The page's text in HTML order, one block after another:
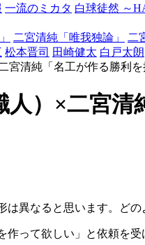
一流のミカタ 白球徒然 ～
二宮清純「唯我独論」 二
松本晋司 田崎健太 白戸太朗
清純「名工が作る勝利を
）×二宮清
異なると思います。どの
って欲しい」と依頼を